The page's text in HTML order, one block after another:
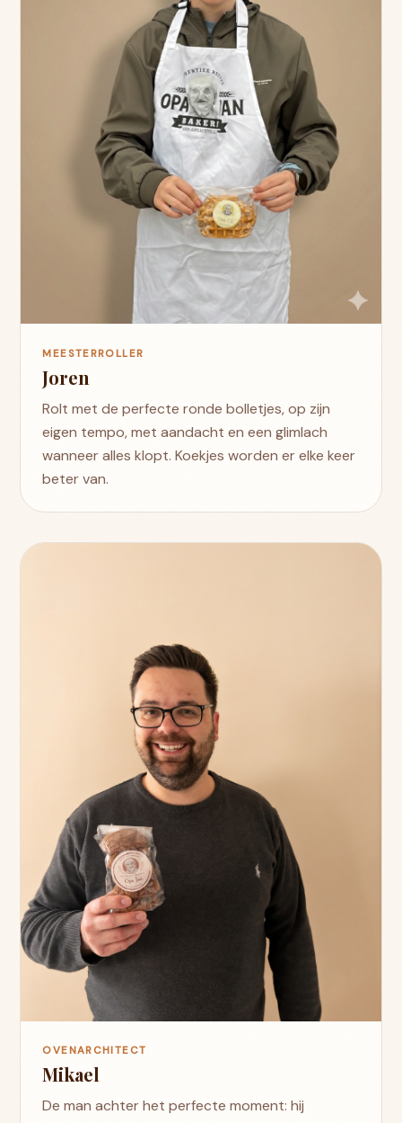
MEESTERROLLER
Joren
Rolt met de perfecte ronde bolletjes, op zijn
eigen tempo, met aandacht en een glimlach
wanneer alles klopt. Koekjes worden er elke keer
beter van.
OVENARCHITECT
Mikael
De man achter het perfecte moment: hij